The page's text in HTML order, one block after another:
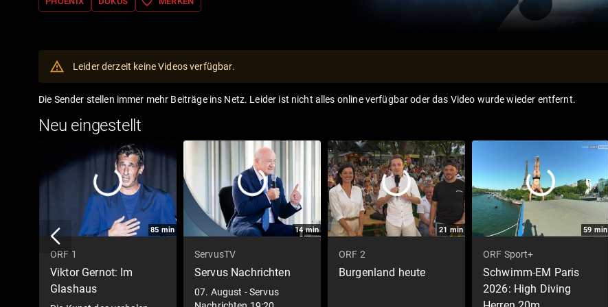
Leider derzeit keine Videos verfügbar.
Die Sender stellen immer mehr Beiträge ins Netz. Leider ist nicht alles online verfügbar oder das Video wurde wieder entfernt.
Neu eingestellt
85 min
ORF 1
Viktor Gernot: Im
Glashaus
14min
ServusTV
Servus Nachrichten
07. August - Servus
21 min
ORF 2
Burgenland heute
59 min
ORF Sport+
Schwimm-EM Paris
2026: High Diving